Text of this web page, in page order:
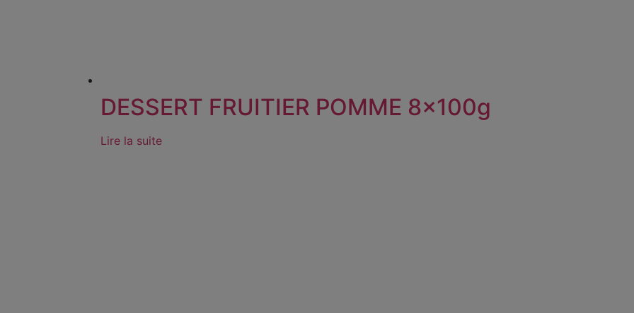
DESSERT FRUITIER POMME 8x100g
Lire la suite